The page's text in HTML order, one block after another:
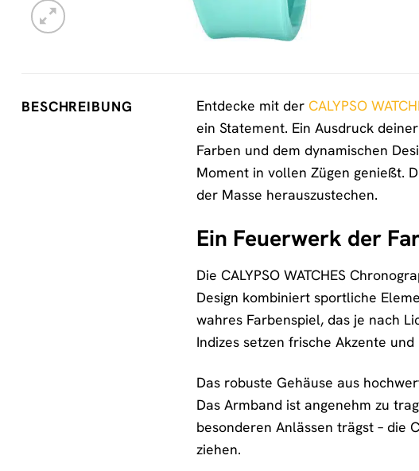
BESCHREIBUNG Entdecke mit der CALYPSO
ein Statement. Ein Ausdruck
Farben und dem dynamischen
Moment in vollen Zügen genießt.
der Masse herauszustechen.
Ein Feuerwerk der
Die CALYPSO WATCHES
Design kombiniert sportliche
wahres Farbenspiel, das je nach
Indizes setzen frische Akzente
Das robuste Gehäuse aus
Das Armband ist angenehm zu
besonderen Anlässen trägst – die
ziehen.